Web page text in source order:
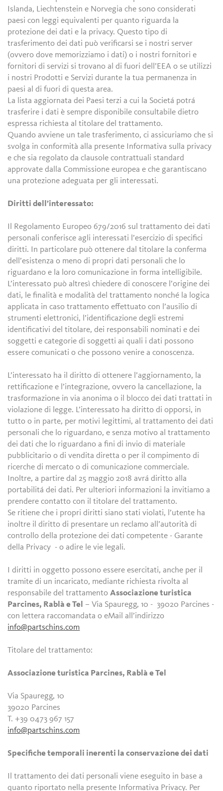
Islanda, Liechtenstein e Norvegia che sono considerati
paesi con leggi equivalenti per quanto riguarda la
protezione dei dati e la privacy. Questo tipo di
trasferimento dei dati può verificarsi se i nostri server
(ovvero dove memorizziamo i dati) o i nostri fornitori e
fornitori di servizi si trovano al di fuori dell’EEA o se utilizzi
i nostri Prodotti e Servizi durante la tua permanenza in
paesi al di fuori di questa area.
La lista aggiornata dei Paesi terzi a cui la Societá potrá
trasferire i dati è sempre disponibile consultabile dietro
espressa richiesta al titolare del trattamento.
Quando avviene un tale trasferimento, ci assicuriamo che si
svolga in conformità alla presente Informativa sulla privacy
e che sia regolato da clausole contrattuali standard
approvate dalla Commissione europea e che garantiscano
una protezione adeguata per gli interessati.
Diritti dell’interessato:
Il Regolamento Europeo 679/2016 sul trattamento dei dati
personali conferisce agli interessati l’esercizio di specifici
diritti. In particolare può ottenere dal titolare la conferma
dell’esistenza o meno di propri dati personali che lo
riguardano e la loro comunicazione in forma intelligibile.
L’interessato può altresì chiedere di conoscere l’origine dei
dati, le finalità e modalità del trattamento nonché la logica
applicata in caso trattamento effettuato con l’ausilio di
strumenti elettronici, l’identificazione degli estremi
identificativi del titolare, dei responsabili nominati e dei
soggetti e categorie di soggetti ai quali i dati possono
essere comunicati o che possono venire a conoscenza.
L’interessato ha il diritto di ottenere l’aggiornamento, la
rettificazione e l’integrazione, ovvero la cancellazione, la
trasformazione in via anonima o il blocco dei dati trattati in
violazione di legge. L’interessato ha diritto di opporsi, in
tutto o in parte, per motivi legittimi, al trattamento dei dati
personali che lo riguardano, e senza motivo al trattamento
dei dati che lo riguardano a fini di invio di materiale
pubblicitario o di vendita diretta o per il compimento di
ricerche di mercato o di comunicazione commerciale.
Inoltre, a partire dal 25 maggio 2018 avrá diritto alla
portabilitá dei dati. Per ulteriori informazioni la invitiamo a
prendere contatto con il titolare del trattamento.
Se ritiene che i propri diritti siano stati violati, l’utente ha
inoltre il diritto di presentare un reclamo all’autorità di
controllo della protezione dei dati competente - Garante
della Privacy - o adire le vie legali.
I diritti in oggetto possono essere esercitati, anche per il
tramite di un incaricato, mediante richiesta rivolta al
responsabile del trattamentoAssociazione turistica
Parcines, Rablà e Tel – Via Spauregg, 10 - 39020 Parcines -
con lettera raccomandata o eMail all’indirizzo
info@partschins.com
Titolare del trattamento:
Associazione turistica Parcines, Rablà e Tel
Via Spauregg, 10
39020 Parcines
T. +39 0473 967 157
info@partschins.com
Specifiche temporali inerenti la conservazione dei dati
Il trattamento dei dati personali viene eseguito in base a
quanto riportato nella presente Informativa Privacy. Per